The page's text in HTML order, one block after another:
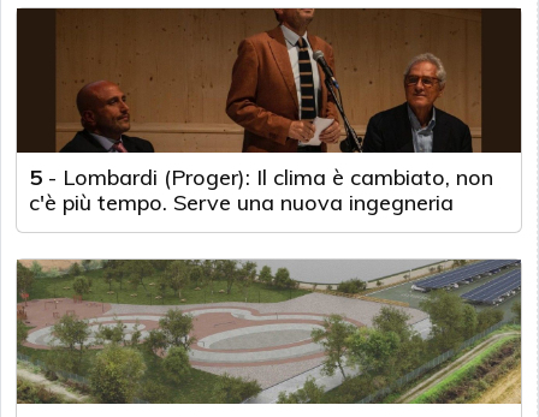
5 - Lombardi (Proger): Il clima è cambiato, non
c'è più tempo. Serve una nuova ingegneria